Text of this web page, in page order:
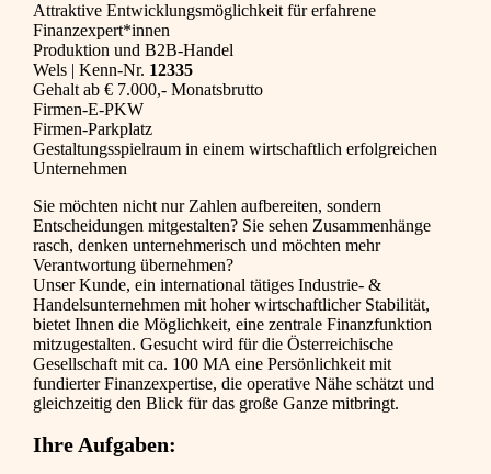
Attraktive Entwicklungsmöglichkeit für erfahrene
Finanzexpert*innen
Produktion und B2B-Handel
Wels | Kenn-Nr. 12335
Gehalt ab € 7.000,- Monatsbrutto
Firmen-E-PKW
Firmen-Parkplatz
Gestaltungsspielraum in einem wirtschaftlich erfolgreichen
Unternehmen
Sie möchten nicht nur Zahlen aufbereiten, sondern
Entscheidungen mitgestalten? Sie sehen Zusammenhänge
rasch, denken unternehmerisch und möchten mehr
Verantwortung übernehmen?
Unser Kunde, ein international tätiges Industrie- &
Handelsunternehmen mit hoher wirtschaftlicher Stabilität,
bietet Ihnen die Möglichkeit, eine zentrale Finanzfunktion
mitzugestalten. Gesucht wird für die Österreichische
Gesellschaft mit ca. 100 MA eine Persönlichkeit mit
fundierter Finanzexpertise, die operative Nähe schätzt und
gleichzeitig den Blick für das große Ganze mitbringt.
Ihre Aufgaben: